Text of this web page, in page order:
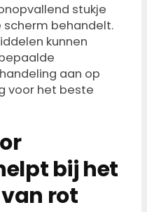
stukje
behandelt.
kunnen
aan op
voor het beste
bij het
rot